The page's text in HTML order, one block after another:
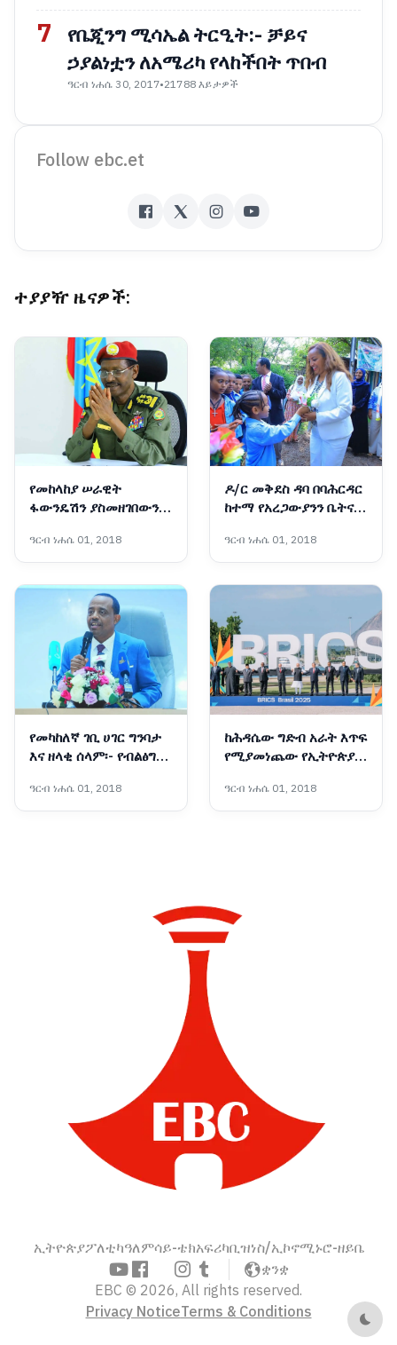
7
የቤጂንግ ሚሳኤል ትርዒት:- ቻይና
ኃያልነቷን ለአሜሪካ የላከችበት ጥበብ
ዓርብ ነሐሴ 30, 2017•21788 እይታዎች
Follow ebc.et
ተያያዥ ዜናዎች:
የመከላከያ ሠራዊት
ፋውንዴሽን ያስመዘገበውን
ፊልድ ማርሻል ብርሃኑ ጁላ
ዓርብ ነሐሴ 01, 2018
ዶ/ር መቅደስ ዳባ በባሕርዳር
ከተማ የአረጋውያንን ቤትና
አስጀመሩ
ዓርብ ነሐሴ 01, 2018
የመካከለኛ ገቢ ሀገር ግንባታ
እና ዘላቂ ሰላም፡- የብልፅግና
ዓመታት ስትራቴጂካዊ
አቅጣጫዎች
ዓርብ ነሐሴ 01, 2018
ከሕዳሴው ግድብ አራት እጥፍ
የሚያመነጨው የኢትዮጵያ
ዓርብ ነሐሴ 01, 2018
ኢትዮጵያፖለቲካዓለምሳይ-ቴክአፍሪካቢዝነስ/ኢኮኖሚኑሮ-ዘይቤ
ቋንቋ
EBC © 2026, All rights reserved.
Privacy NoticeTerms & Conditions